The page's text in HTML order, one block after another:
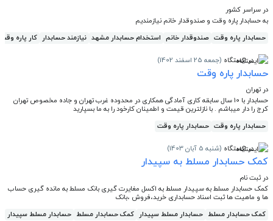
در سراسر کشور
به حسابدار پاره وقت و صندوقدار خانم نیازمندیم
حسابدار پاره وقت صندوقدار خانم استخدام حسابدار مشهد نیازمند حسابدار کار پاره
در ایستگاه (جمعه 25 اسفند 1402)
حسابدار پاره وقت
در تهران
حسابدار با 10 سال سابقه کاری آمادگی همکاری در محدوده غرب تهران و جاده مخصوص تهران
کرج را دار میباشم . با نازلترین قیمت و اطمینان کارخود را به ما بسپارید
حسابدار پاره وقت حسابدار پاره وقت
در ایستگاه (شنبه 5 آبان 1403)
کمک حسابدار مسلط به سپیدار
در ثبت نام
کمک حسابدار مسلط به سپیدار مسلط به اکسل مغایرت گیری بانک مسلط به مانده گیری حساب
ها و ماهیت ها ثبت اسناد حسابداری خرید،فروش ،بانک
کمک حسابدار مسلط حسابدار مسلط سپیدار کمک حسابدار مسلط حسابدار مسلط سپیدار